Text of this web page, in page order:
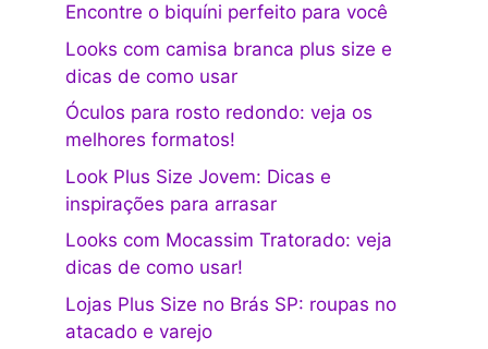
Encontre o biquíni perfeito para você
Looks com camisa branca plus size e
dicas de como usar
Óculos para rosto redondo: veja os
melhores formatos!
Look Plus Size Jovem: Dicas e
inspirações para arrasar
Looks com Mocassim Tratorado: veja
dicas de como usar!
Lojas Plus Size no Brás SP: roupas no
atacado e varejo